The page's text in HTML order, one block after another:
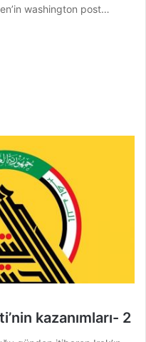
washington post…
kazanımları- 2